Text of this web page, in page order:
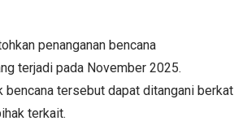
penanganan bencana
terjadi pada November 2025.
bencana tersebut dapat ditangani berkat
terkait.